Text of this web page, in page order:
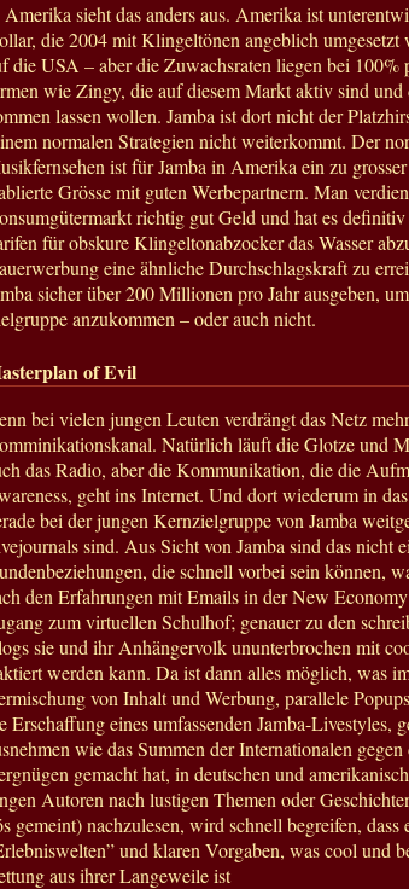
sieht das anders aus. Amerika ist
die 2004 mit Klingeltönen angeblich
die USA – aber die Zuwachsraten liegen bei 100%
wie Zingy, die auf diesem Markt aktiv sind
lassen wollen. Jamba ist dort nicht der
normalen Strategien nicht weiterkommt. Der
ist für Jamba in Amerika ein zu
Grösse mit guten Werbepartnern. Man
richtig gut Geld und hat es
für obskure Klingeltonabzocker das Wasser
eine ähnliche Durchschlagskraft zu
sicher über 200 Millionen pro Jahr ausgeben,
anzukommen – oder auch nicht.
of Evil
bei vielen jungen Leuten verdrängt das Netz
Natürlich läuft die Glotze und
das Radio, aber die Kommunikation, die die
geht ins Internet. Und dort wiederum in
bei der jungen Kernzielgruppe von Jamba
sind. Aus Sicht von Jamba sind das nicht
die schnell vorbei sein können,
den Erfahrungen mit Emails in der New
zum virtuellen Schulhof; genauer zu den
sie und ihr Anhängervolk ununterbrochen mit
werden kann. Da ist dann alles möglich, was
von Inhalt und Werbung, parallele
Erschaffung eines umfassenden Jamba-Livestyles,
wie das Summen der Internationalen
gemacht hat, in deutschen und
Autoren nach lustigen Themen oder
gemeint) nachzulesen, wird schnell begreifen, dass
und klaren Vorgaben, was cool und
aus ihrer Langeweile ist